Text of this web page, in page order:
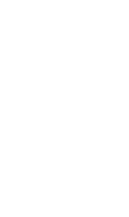
caso de negligencia
a los $214
proceso judicial por los